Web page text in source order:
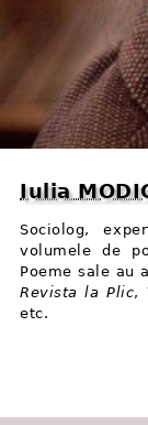
Iulia
Sociolog,
volumele de
Poeme sale au
Revista la Plic,
etc.